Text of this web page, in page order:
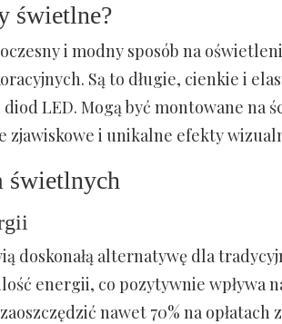
świetlne?
i modny sposób na
Są to długie, cienkie i
LED. Mogą być montowane na
zjawiskowe i unikalne efekty
świetlnych
doskonałą alternatywę dla
energii, co pozytywnie wpływa
nawet 70% na opłatach